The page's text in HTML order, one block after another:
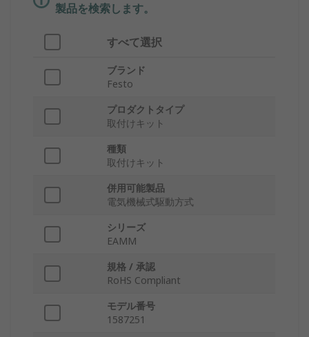
製品を検索します。
すべて選択
ブランド
Festo
プロダクトタイプ
取付けキット
種類
取付けキット
併用可能製品
電気機械式駆動方式
シリーズ
EAMM
規格 / 承認
RoHS Compliant
モデル番号
1587251